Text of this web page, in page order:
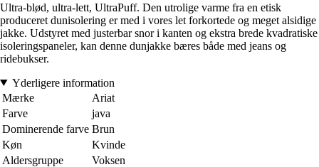
Ultra-blød, ultra-lett, UltraPuff. Den utrolige varme fra en etisk
produceret dunisolering er med i vores let forkortede og meget alsidige
jakke. Udstyret med justerbar snor i kanten og ekstra brede kvadratiske
isoleringspaneler, kan denne dunjakke bæres både med jeans og
ridebukser.
Yderligere information
Mærke
Ariat
Farve
java
Dominerende farve Brun
Køn
Kvinde
Aldersgruppe
Voksen